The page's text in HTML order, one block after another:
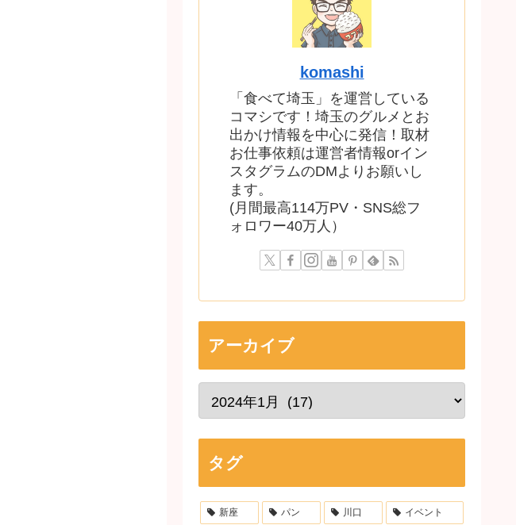
komashi
「食べて埼玉」を運営している
コマシです！埼玉のグルメとお
出かけ情報を中心に発信！取材
お仕事依頼は運営者情報orイン
スタグラムのDMよりお願いし
ます。
(月間最高114万PV・SNS総フ
ォロワー40万人）
アーカイブ
タグ
新座 パン 川口 イベント